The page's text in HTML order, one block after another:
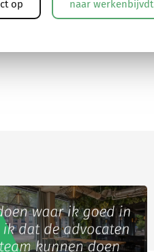
op naar werkenbijvdt